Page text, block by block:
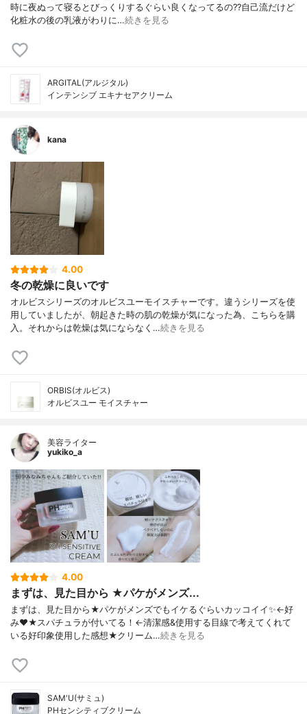
時に夜ぬって寝るとびっくりするぐらい良くなってるの??自己流だけど
化粧水の後の乳液がわりに…続きを見る
ARGITAL(アルジタル)
インテンシブ エキナセアクリーム
kana
4.00
冬の乾燥に良いです
オルビスシリーズのオルビスユーモイスチャーです。違うシリーズを使
用していましたが、朝起きた時の肌の乾燥が気になった為、こちらを購
入。それからは乾燥は気にならなく…続きを見る
ORBIS(オルビス)
オルビスユー モイスチャー
美容ライター
yukiko_a
4.00
まずは、見た目から ★パケがメンズ...
まずは、見た目から★パケがメンズでもイケるぐらいカッコイイ✨←好
み❤★スパチュラが付いてる！←清潔感&使用する目線で考えてくれて
いる好印象使用した感想★クリーム…続きを見る
SAM'U(サミュ)
PHセンシティブクリーム